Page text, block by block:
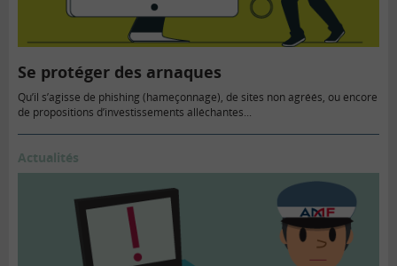
Se protéger des arnaques
Qu’il s’agisse de phishing (hameçonnage), de sites non agréés, ou encore
de propositions d’investissements alléchantes...
Actualités